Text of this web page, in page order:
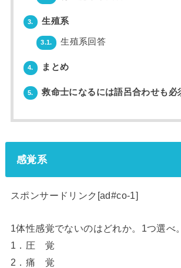
3. 生殖系
3.1. 生殖系回答
4. まとめ
5. 救命士になるには語呂合わせも必
感覚系
スポンサードリンク[ad#co-1]
1体性感覚でないのはどれか。1つ選べ。
1．圧 覚
2．痛 覚